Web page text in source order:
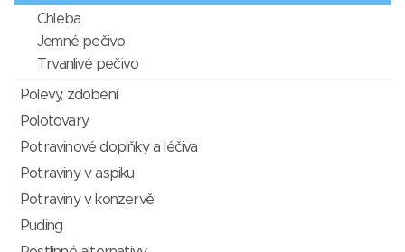
Chleba
Jemné pečivo
Trvanlivé pečivo
Polevy, zdobení
Polotovary
Potravinové doplňky a léčiva
Potraviny v aspiku
Potraviny v konzervě
Puding